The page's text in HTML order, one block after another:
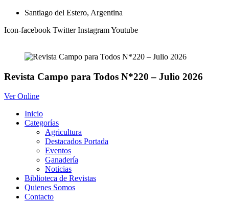
contenido
Santiago del Estero, Argentina
Icon-facebook Twitter InstagramYoutube
Revista Campo para Todos N*220 – Julio 2026
Ver Online
Inicio
Categorías
Agricultura
Destacados Portada
Eventos
Ganadería
Noticias
Biblioteca de Revistas
Quienes Somos
Contacto